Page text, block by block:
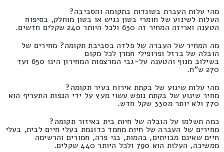
מהי עלות העברת בטונדות בתקומה והסביבה?
העלות לשינוע של חומרי בטון נגיש או בטון מוחלק, בסיפוח
הטענה ואריזה המחיר זה 630 ולכל היותר 240 שקלים חדשים.
מה המחיר של העברה של פלדה בסביבת תקומה? מחירים של
הובלה של ברזל ופרופילי חמרן לכל מקום
בשילוב מנוף והטענה על-גבי המרצפות המחירון הינו 650 ועד
270 ש"ח.
מהי עלות שינוע של בקתת אירוח בעיר תקומה?
מחיר שינוע של בקתת נופש עשוי מעץ על ידי הנפות התעריף הוא
770 ולא יותר מ330 שקל חדש.
כמה תשלמו על הובלה של חיות בית באיזור תקומה?
מחירים של העברה של חיות מחמד כדוגמת בעלי חיים לבית, בעלי
חיים שאינם מבויתים, בהמות, בני פרה, חמורים והרשימה
ממשיכה, העלות הוא 790 ולכל היותר 440 שקלים.